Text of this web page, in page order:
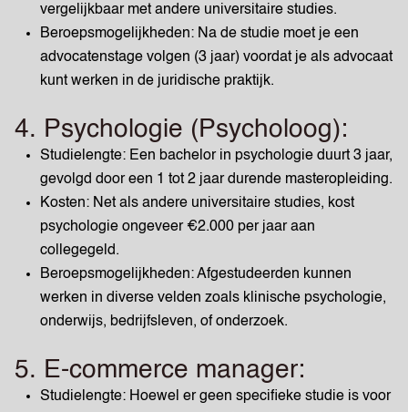
vergelijkbaar met andere universitaire studies.
Beroepsmogelijkheden: Na de studie moet je een
advocatenstage volgen (3 jaar) voordat je als advocaat
kunt werken in de juridische praktijk.
4. Psychologie (Psycholoog):
Studielengte: Een bachelor in psychologie duurt 3 jaar,
gevolgd door een 1 tot 2 jaar durende masteropleiding.
Kosten: Net als andere universitaire studies, kost
psychologie ongeveer €2.000 per jaar aan
collegegeld.
Beroepsmogelijkheden: Afgestudeerden kunnen
werken in diverse velden zoals klinische psychologie,
onderwijs, bedrijfsleven, of onderzoek.
5. E-commerce manager:
Studielengte: Hoewel er geen specifieke studie is voor